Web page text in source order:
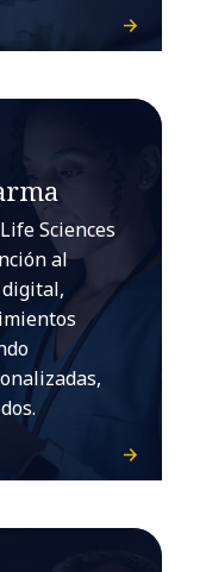
Sciences
al